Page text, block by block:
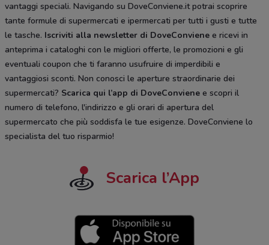
vantaggi speciali. Navigando su DoveConviene.it potrai scoprire
tante formule di supermercati e ipermercati per tutti i gusti e tutte
le tasche. Iscriviti alla newsletter di DoveConviene e ricevi in
anteprima i cataloghi con le migliori offerte, le promozioni e gli
eventuali coupon che ti faranno usufruire di imperdibili e
vantaggiosi sconti. Non conosci le aperture straordinarie dei
supermercati? Scarica qui l’app di DoveConviene e scopri il
numero di telefono, l'indirizzo e gli orari di apertura del
supermercato che più soddisfa le tue esigenze. DoveConviene lo
specialista del tuo risparmio!
Scarica l’App